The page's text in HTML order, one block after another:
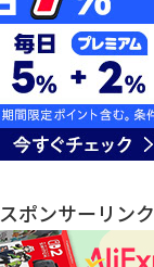
スポンサーリンク